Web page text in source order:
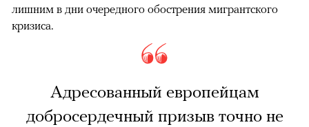
лишним в дни очередного обострения мигрантского
кризиса.
Адресованный европейцам
добросердечный призыв точно не